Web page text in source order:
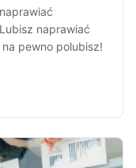
naprawiać
pewno polubisz!